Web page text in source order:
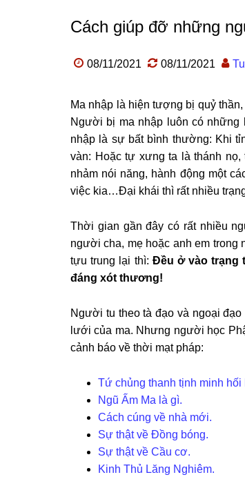
Cách giúp đỡ những
08/11/2021 08/11/2021
Ma nhập là hiện tượng bị quỷ
Người bị ma nhập luôn có
nhập là sự bất bình thường: Khi
vàn: Hoặc tự xưng ta là thánh
nhảm nói năng, hành động một
việc kia…Đại khái thì rất nhiều
Thời gian gần đây có rất nhiều
người cha, mẹ hoặc anh em trong
tựu trung lại thì: Đều ở vào trạng
đáng xót thương!
Người tu theo tà đạo và ngoại
lưới của ma. Nhưng người học
cảnh báo về thời mạt pháp:
Tứ chủng thanh tịnh minh hối
Ngũ Ấm Ma là gì.
Cách cúng về nhà mới.
Sự thật về Đồng bóng.
Sự thật về Cầu cơ.
Kinh Thủ Lăng Nghiêm.